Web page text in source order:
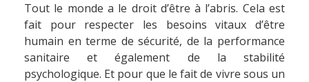
Tout le monde a le droit d’être à l’abris. Cela est
fait pour respecter les besoins vitaux d’être
humain en terme de sécurité, de la performance
sanitaire et également de la stabilité
psychologique. Et pour que le fait de vivre sous un